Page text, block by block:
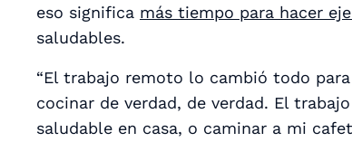
eso significa más tiempo para hacer
saludables.
“El trabajo remoto lo cambió todo
cocinar de verdad, de verdad. El
saludable en casa, o caminar a mi